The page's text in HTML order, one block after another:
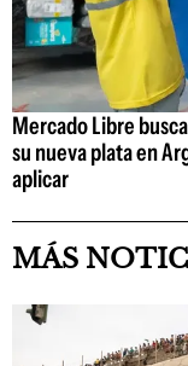
Mercado Libre
su nueva plata en
aplicar
MÁS